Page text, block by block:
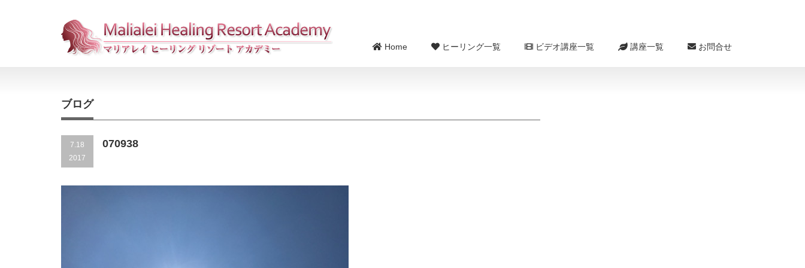
Home ヒーリング一覧 ビデオ講座一覧 講座一覧 お問合せ
ブログ
7.18
2017
070938